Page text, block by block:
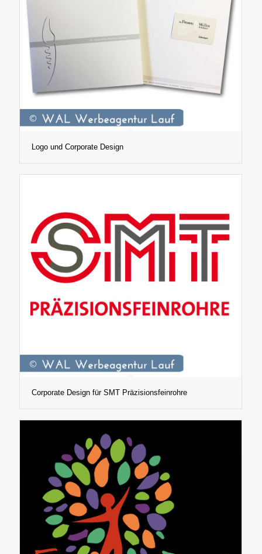
Logo und Corporate Design
Corporate Design für SMT Präzisionsfeinrohre